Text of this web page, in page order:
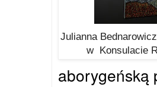
Julianna
w Konsulacie
aborygeńską